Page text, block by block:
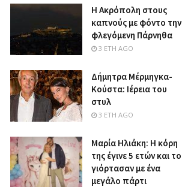
Η Ακρόπολη στους
καπνούς με φόντο την
φλεγόμενη Πάρνηθα
3 ΈΤΗ AGO
Δήμητρα Μέρμηγκα-
Κούστα: Ιέρεια του
στυλ
3 ΈΤΗ AGO
Μαρία Ηλιάκη: Η κόρη
της έγινε 5 ετών και το
γιόρτασαν με ένα
μεγάλο πάρτι